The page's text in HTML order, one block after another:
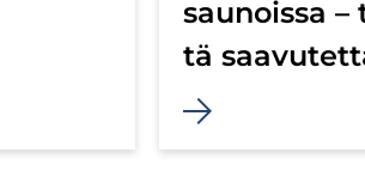
sau­nois­sa
tä